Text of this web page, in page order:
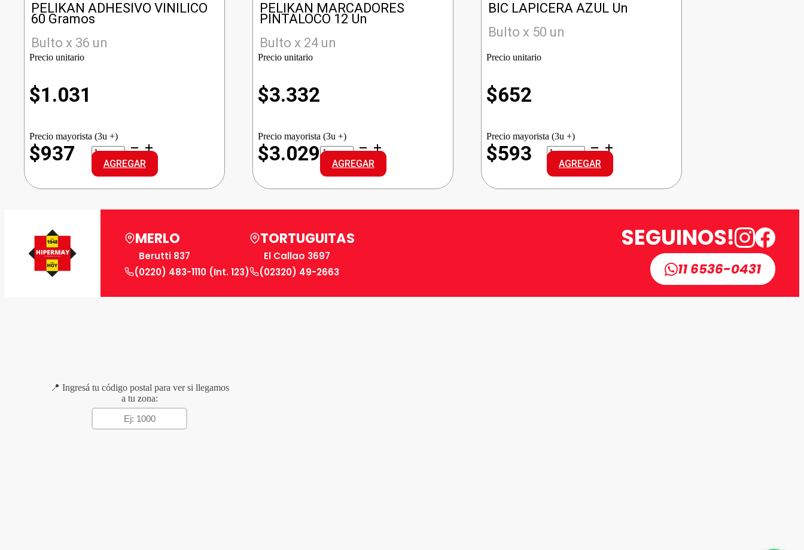
PELIKAN ADHESIVO VINILICO
60 Gramos
Bulto x 36 un
Precio unitario
$1.031
Precio mayorista (3u +)
$937
PELIKAN
ADHESIVO
VINILICO
cantidad
AGREGAR
PELIKAN MARCADORES
PINTALOCO 12 Un
Bulto x 24 un
Precio unitario
$3.332
Precio mayorista (3u +)
$3.029PELIKAN
MARCADORES
PINTALOCO
cantidad
AGREGAR
BIC LAPICERA AZUL Un
Bulto x 50 un
Precio unitario
$652
Precio mayorista (3u +)
$593
BIC
LAPICERA
AZUL
cantidad
AGREGAR
MERLO
Berutti 837
(0220) 483-1110 (Int. 123)
TORTUGUITAS
El Callao 3697
(02320) 49-2663
SEGUINOS!
11 6536-0431
📍 Ingresá tu código postal para ver si llegamos
a tu zona: